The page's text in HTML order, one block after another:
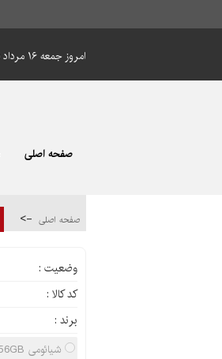
امروز جمعه ۱۶ مرداد ۱۴۰۵
صفحه اصلی
صفحه اصلی ->
وضعیت :
کد کالا :
برند :
شیائومی 11T Pro 5G R12 256GB مشکی